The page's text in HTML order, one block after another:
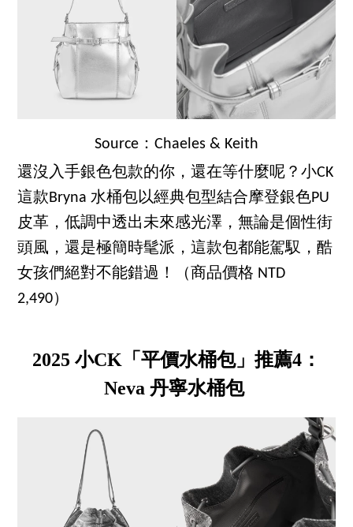
Source：Chaeles & Keith
還沒入手銀色包款的你，還在等什麼呢？小CK
這款Bryna 水桶包以經典包型結合摩登銀色PU
皮革，低調中透出未來感光澤，無論是個性街
頭風，還是極簡時髦派，這款包都能駕馭，酷
女孩們絕對不能錯過！（商品價格 NTD
2,490）
2025 小CK「平價水桶包」推薦4：
Neva 丹寧水桶包